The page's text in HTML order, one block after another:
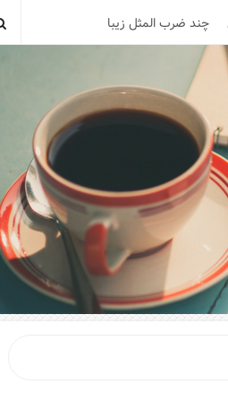
چند ضرب المثل زیبا